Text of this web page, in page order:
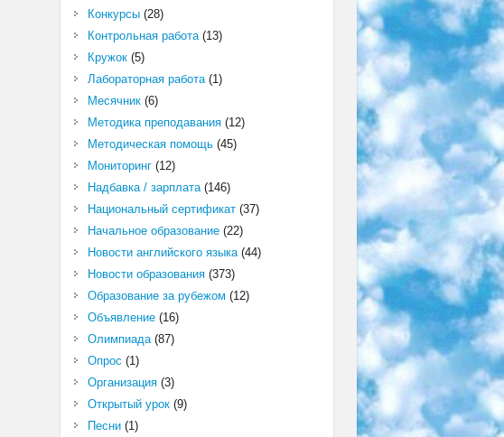
Конкурсы(28)
Контрольная работа(13)
Кружок(5)
Лабораторная работа(1)
Месячник(6)
Методика преподавания(12)
Методическая помощь(45)
Мониторинг(12)
Надбавка / зарплата(146)
Национальный сертификат(37)
Начальное образование(22)
Новости английского языка(44)
Новости образования(373)
Образование за рубежом (12)
Объявление(16)
Олимпиада(87)
Опрос (1)
Организация(3)
Открытый урок(9)
Песни(1)